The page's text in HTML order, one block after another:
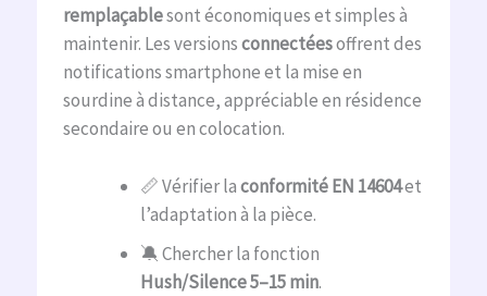
remplaçablesont économiques et simples à
maintenir. Les versionsconnectéesoffrent des
notifications smartphone et la mise en
sourdine à distance, appréciable en résidence
secondaire ou en colocation.
📏 Vérifier laconformité EN 14604et
l’adaptation à la pièce.
🔕 Chercher la fonction
Hush/Silence 5–15 min.